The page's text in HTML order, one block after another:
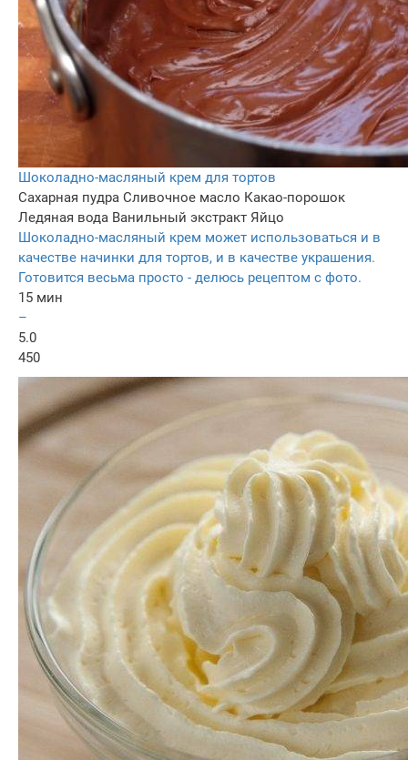
Шоколадно-масляный крем для тортов
Сахарная пудра Сливочное масло Какао-порошок
Ледяная вода Ванильный экстракт Яйцо
Шоколадно-масляный крем может использоваться и в
качестве начинки для тортов, и в качестве украшения.
Готовится весьма просто - делюсь рецептом с фото.
15 мин
–
5.0
450